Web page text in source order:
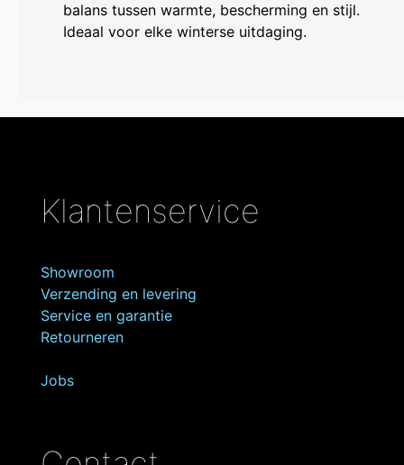
balans tussen warmte, bescherming en stijl.
Ideaal voor elke winterse uitdaging.
Klantenservice
Showroom
Verzending en levering
Service en garantie
Retourneren
Jobs